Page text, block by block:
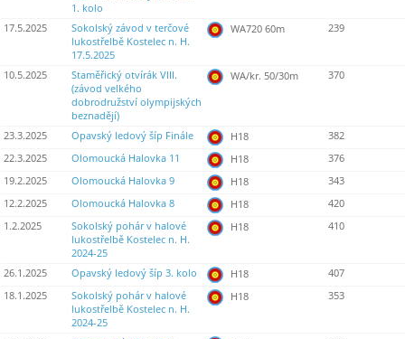
1. kolo
17.5.2025
Sokolský závod v terčové
lukostřelbě Kostelec n. H.
17.5.2025
WA720 60m 239
10.5.2025
Staměřický otvírák VIII.
(závod velkého
dobrodružství olympijských
beznadějí)
WA/kr. 50/30m 370
23.3.2025 Opavský ledový šíp Finále H18
382
22.3.2025
Olomoucká Halovka 11 H18
376
19.2.2025
Olomoucká Halovka 9 H18
343
12.2.2025
Olomoucká Halovka 8 H18
420
1.2.2025
Sokolský pohár v halové
lukostřelbě Kostelec n. H.
2024-25
H18 410
26.1.2025 Opavský ledový šíp 3. kolo H18
407
18.1.2025
Sokolský pohár v halové
lukostřelbě Kostelec n. H.
2024-25
H18 353